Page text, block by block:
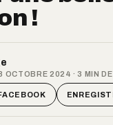
!
OCTOBRE 2024 · 3 MIN